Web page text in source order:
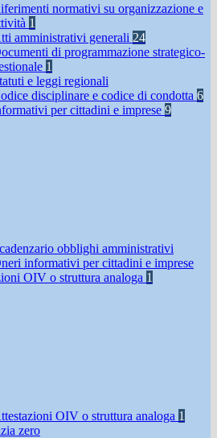
normativi su organizzazione e
1
amministrativi generali 24
di programmazione strategico-
1
e leggi regionali
disciplinare e codice di condotta 6
per cittadini e imprese 9
obblighi amministrativi
informativi per cittadini e imprese
OIV o struttura analoga 1
OIV o struttura analoga 1
zero